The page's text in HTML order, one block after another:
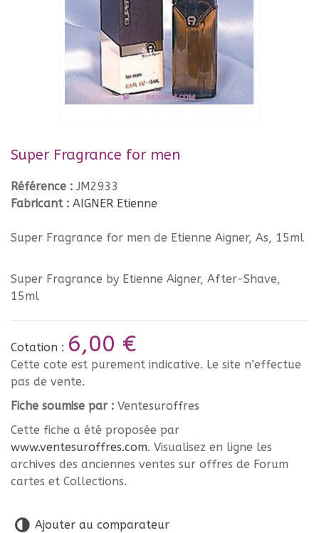
Super Fragrance for men
Référence : JM2933
Fabricant : AIGNER Etienne
Super Fragrance for men de Etienne Aigner, As, 15ml
Super Fragrance by Etienne Aigner, After-Shave,
15ml
Cotation : 6,00 €
Cette cote est purement indicative. Le site n’effectue
pas de vente.
Fiche soumise par : Ventesuroffres
Cette fiche a été proposée par
www.ventesuroffres.com. Visualisez en ligne les
archives des anciennes ventes sur offres de Forum
cartes et Collections.
Ajouter au comparateur